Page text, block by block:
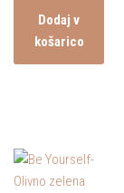
Dodaj v
košarico